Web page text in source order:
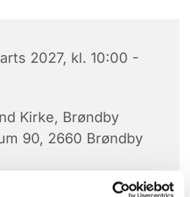
2027, kl. 10:00 -
Kirke, Brøndby
90, 2660 Brøndby